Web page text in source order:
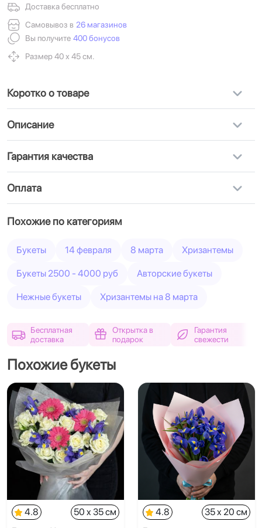
Доставка бесплатно
Самовывоз в 26 магазинов
Вы получите 400 бонусов
Размер 40 х 45 см.
Коротко о товаре
Описание
Гарантия качества
Оплата
Похожие по категориям
Букеты 14 февраля 8 марта Хризантемы
Букеты 2500 - 4000 руб Авторские букеты
Нежные букеты Хризантемы на 8 марта
Бесплатная
доставка
Открытка в
подарок
Гарантия
свежести
Похожие букеты
4.8
50 x 35 см
4.8
35 x 20 см